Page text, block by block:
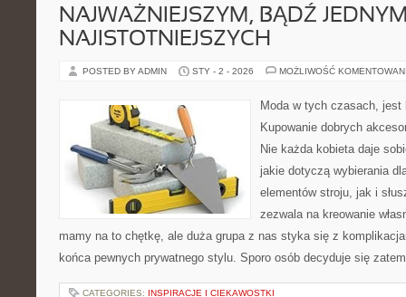
NAJWAŻNIEJSZYM, BĄDŹ
NAJISTOTNIEJSZYCH
POSTED BY ADMIN STY - 2 - 2026 MOŻLIWOŚĆ
Moda w tych czasach, jest
Kupowanie dobrych
Nie każda kobieta daje
jakie dotyczą wybierania
elementów stroju, jak i
zezwala na kreowanie
mamy na to chętkę, ale duża grupa z nas styka się z
końca pewnych prywatnego stylu. Sporo osób decyduje się
CATEGORIES: INSPIRACJE I CIEKAWOSTKI